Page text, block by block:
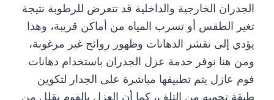
الجدران الخارجية والداخلية قد تتعرض للرطوبة نتيجة
تغير الطقس أو تسرب المياه من أماكن قريبة، وهذا
يؤدي إلى تقشر الدهانات وظهور روائح غير مرغوبة،
ومن هنا نوفر خدمة عزل الجدران باستخدام دهانات
فوم عازل يتم تطبيقها مباشرة على الجدار لتكوين
طبقة تحميه من التلف، كما أن العزل بالفوم يقلل من